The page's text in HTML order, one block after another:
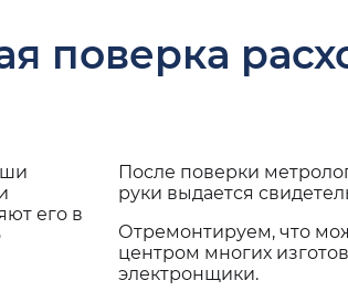
поверка
его в
После поверки
руки выдается
Отремонтируем, что
центром многих
электронщики.